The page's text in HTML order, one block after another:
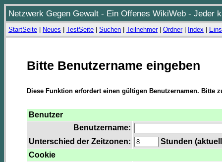
Netzwerk Gegen Gewalt - Ein Offenes WikiWeb - Jeder
StartSeite Neues TestSeite Suchen Teilnehmer| Ordner| Index
Bitte Benutzername eingeben
Diese Funktion erfordert einen gültigen Benutzernamen. Bitte
Benutzer
Benutzername:
Unterschied der Zeitzonen:
Stunden
Cookie